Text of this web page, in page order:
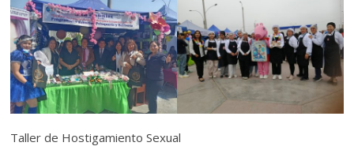
Taller de Hostigamiento Sexual